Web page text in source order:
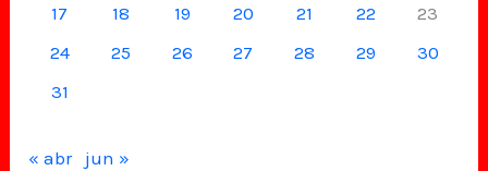
17
18 19 20 21 22
23
24
25 26 27 28 29
30
31
« abr jun »